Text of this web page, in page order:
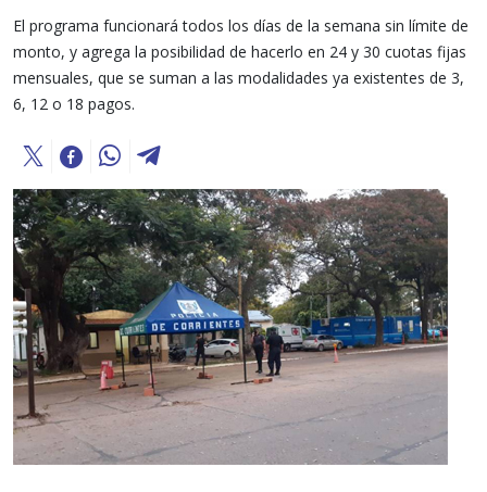
El programa funcionará todos los días de la semana sin límite de
monto, y agrega la posibilidad de hacerlo en 24 y 30 cuotas fijas
mensuales, que se suman a las modalidades ya existentes de 3,
6, 12 o 18 pagos.